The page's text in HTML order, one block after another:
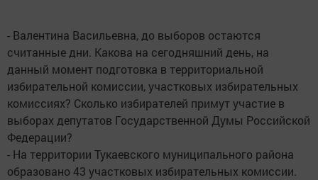
- Валентина Васильевна, до выборов остаются
считанные дни. Какова на сегодняшний день, на
данный момент подготовка в территориальной
избирательной комиссии, участковых избирательных
комиссиях? Сколько избирателей примут участие в
выборах депутатов Государственной Думы Российской
Федерации?
- На территории Тукаевского муниципального района
образовано 43 участковых избирательных комиссии.